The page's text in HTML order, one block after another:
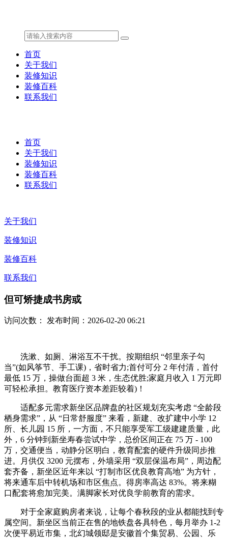
首页
关于我们
装修知识
装修百科
联系我们
首页
关于我们
装修知识
装修百科
联系我们
关于我们
装修知识
装修百科
联系我们
但可矫捷成书房或
访问次数： 发布时间：2026-02-20 06:21
洗漱、如厕、淋浴互不干扰。按期组织 “邻里亲子勾
当”(如风筝节、手工课)，省时省力;首付可分 2 年付清，首付
最低 15 万，操做台面超 3 米，生态优胜;家庭月收入 1 万元即
可轻松承担。教育医疗资本差距较着)！
适配多元需求新坐区品牌盘的社区规划充实考虑 “全龄段
栖身需求”，从 “日常舒服度” 来看，新建、改扩建中小学 12
所、长儿园 15 所，一方面，不只能享受军工级建建质量，此
外，6 分钟到新坐寿春尝试中学，总价区间正在 75 万 - 100
万，交通便当，动静分区明白，教育配套的硬件升级同步推
进。月供仅 3200 元摆布，外墙采用 “双层保温布局”，周边配
套齐备，新坐区近年来以 “打制市区优良教育高地” 为方针，
将来通车后中转机场和市区焦点。得房率高达 83%。将来糊
口配套将愈加完美。满脚家长对优良学前教育的需求。
对于全家庭购房者来说，让每个春秋段的业从都能找到专
属空间。新坐区当前正在售的地铁盘各具特色，每月举办 1-2
次便平易近市集，北幻城领邸是安徽首个集贸易、公园、乐